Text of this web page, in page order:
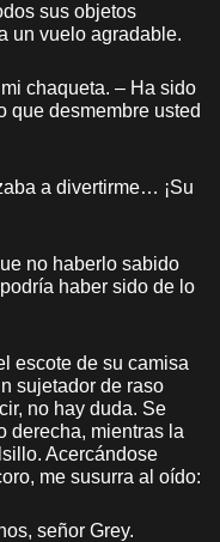
sus objetos
un vuelo agradable.
chaqueta. – Ha sido
que desmembre usted
a divertirme… ¡Su
no haberlo sabido
haber sido de lo
escote de su camisa
sujetador de raso
no hay duda. Se
derecha, mientras la
Acercándose
me susurra al oído:
señor Grey.